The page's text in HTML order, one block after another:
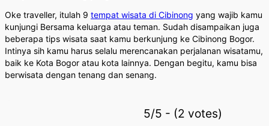
Oke traveller, itulah 9 tempat wisata di Cibinong yang wajib kamu
kunjungi Bersama keluarga atau teman. Sudah disampaikan juga
beberapa tips wisata saat kamu berkunjung ke Cibinong Bogor.
Intinya sih kamu harus selalu merencanakan perjalanan wisatamu,
baik ke Kota Bogor atau kota lainnya. Dengan begitu, kamu bisa
berwisata dengan tenang dan senang.
5/5 - (2 votes)